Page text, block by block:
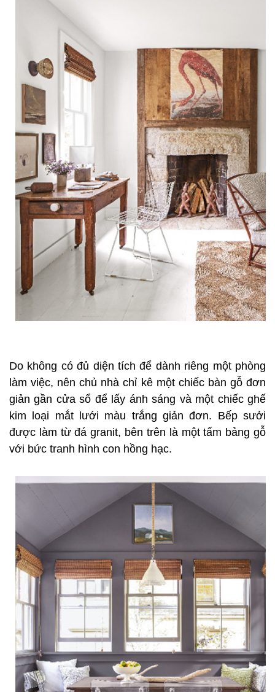
Do không có đủ diện tích để dành riêng một phòng
làm việc, nên chủ nhà chỉ kê một chiếc bàn gỗ đơn
giản gần cửa sổ để lấy ánh sáng và một chiếc ghế
kim loại mắt lưới màu trắng giản đơn. Bếp sưởi
được làm từ đá granit, bên trên là một tấm bảng gỗ
với bức tranh hình con hồng hạc.